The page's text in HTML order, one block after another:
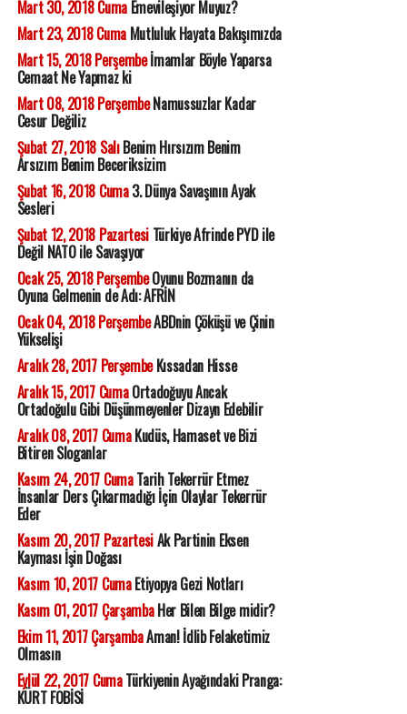
Mart 30, 2018 CumaEmevileşiyor Muyuz?
Mart 23, 2018 CumaMutluluk Hayata Bakışımızda
Mart 15, 2018 Perşembeİmamlar Böyle Yaparsa
Cemaat Ne Yapmaz ki
Mart 08, 2018 PerşembeNamussuzlar Kadar
Cesur Değiliz
Şubat 27, 2018 SalıBenim Hırsızım Benim
Arsızım Benim Beceriksizim
Şubat 16, 2018 Cuma3. Dünya Savaşının Ayak
Sesleri
Şubat 12, 2018 PazartesiTürkiye Afrinde PYD ile
Değil NATO ile Savaşıyor
Ocak 25, 2018 PerşembeOyunu Bozmanın da
Oyuna Gelmenin de Adı: AFRİN
Ocak 04, 2018 PerşembeABDnin Çöküşü ve Çinin
Yükselişi
Aralık 28, 2017 PerşembeKıssadan Hisse
Aralık 15, 2017 CumaOrtadoğuyu Ancak
Ortadoğulu Gibi Düşünmeyenler Dizayn Edebilir
Aralık 08, 2017 CumaKudüs, Hamaset ve Bizi
Bitiren Sloganlar
Kasım 24, 2017 CumaTarih Tekerrür Etmez
İnsanlar Ders Çıkarmadığı İçin Olaylar Tekerrür
Eder
Kasım 20, 2017 PazartesiAk Partinin Eksen
Kayması İşin Doğası
Kasım 10, 2017 CumaEtiyopya Gezi Notları
Kasım 01, 2017 ÇarşambaHer Bilen Bilge midir?
Ekim 11, 2017 ÇarşambaAman! İdlib Felaketimiz
Olmasın
Eylül 22, 2017 CumaTürkiyenin Ayağındaki Pranga:
KÜRT FOBİSİ